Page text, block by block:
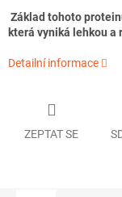
Základ tohoto
která vyniká lehkou
Detailní informace
ZEPTAT SE